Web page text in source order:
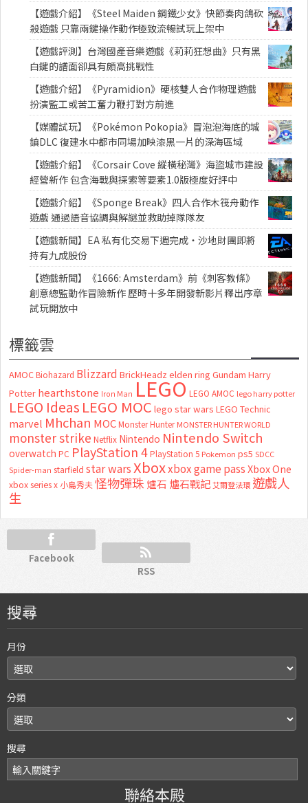
【遊戲介紹】《Steel Maiden 鋼鐵少女》快節奏肉鴿砍
殺遊戲 只靠兩鍵操作動作極致流暢試玩上架中
【遊戲評測】台灣國產音樂遊戲《莉莉狂想曲》只有黑
白鍵的譜面卻具有頗高挑戰性
【遊戲介紹】《Pyramidion》硬核雙人合作物理遊戲
扮演監工或苦工奮力鞭打對方前進
【媒體試玩】《Pokémon Pokopia》冒泡泡海底的城
鎮DLC 復建水中都市同場加映漆黑一片的深海區域
【遊戲介紹】《Corsair Cove 縱橫秘灣》海盜城市建設
經營新作 包含海戰與探索等要素1.0版極度好評中
【遊戲介紹】《Sponge Break》四人合作木筏舟動作
遊戲 通過語音協調與解謎並救助掉隊隊友
【遊戲新聞】EA 私有化交易下週完成・沙地財團即將
持有九成股份
【遊戲新聞】《1666: Amsterdam》前《刺客教條》
創意總監動作冒險新作 歷時十多年開發新影片釋出序章
試玩開放中
標籤雲
AMOC Biohazard Blizzard BrickHeadz elden ring Gundam Harry
Potter hearthstone Iron Man LEGO LEGO AMOC lego harry potter
LEGO Ideas LEGO MOC lego star wars LEGO Technic
marvel Mhchan MOC Monster Hunter MONSTER HUNTER WORLD
monster strike Netflix Nintendo Nintendo Switch
overwatch PC PlayStation 4 PlayStation 5 Pokemon ps5 SDCC
Spider-man starfield star wars Xboxxbox game passXbox One
xbox series x 小島秀夫怪物彈珠 爐石 爐石戰記艾爾登法環 遊戲人
生
Facebook
RSS
搜尋
月份
分類
搜尋
聯絡本殿